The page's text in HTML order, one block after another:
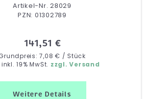
Artikel-Nr. 28029
PZN: 01302789
141,51 €
7,08 € / Stück
19% MwSt. zzgl. Versand
Weitere Details